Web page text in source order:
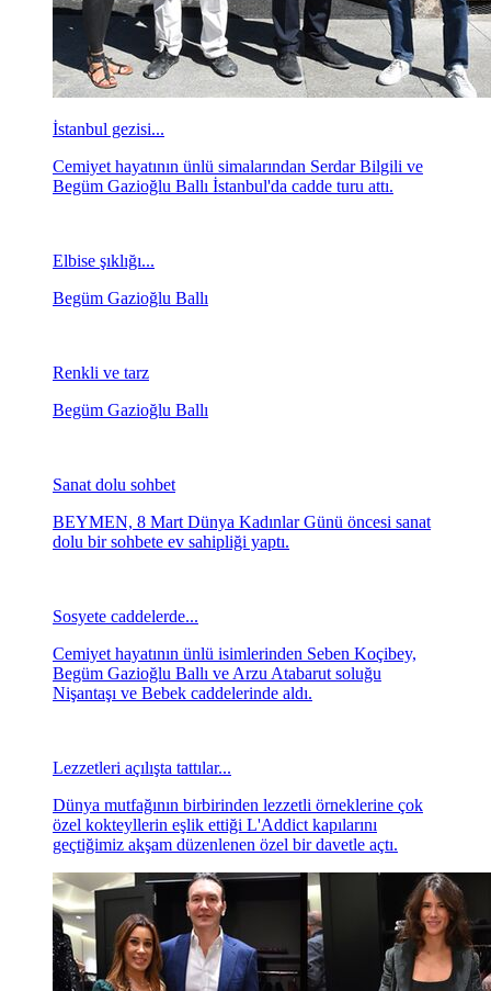
İstanbul gezisi...
Cemiyet hayatının ünlü simalarından Serdar Bilgili ve
Begüm Gazioğlu Ballı İstanbul'da cadde turu attı.
Elbise şıklığı...
Begüm Gazioğlu Ballı
Renkli ve tarz
Begüm Gazioğlu Ballı
Sanat dolu sohbet
BEYMEN, 8 Mart Dünya Kadınlar Günü öncesi sanat
dolu bir sohbete ev sahipliği yaptı.
Sosyete caddelerde...
Cemiyet hayatının ünlü isimlerinden Seben Koçibey,
Begüm Gazioğlu Ballı ve Arzu Atabarut soluğu
Nişantaşı ve Bebek caddelerinde aldı.
Lezzetleri açılışta tattılar...
Dünya mutfağının birbirinden lezzetli örneklerine çok
özel kokteyllerin eşlik ettiği L'Addict kapılarını
geçtiğimiz akşam düzenlenen özel bir davetle açtı.